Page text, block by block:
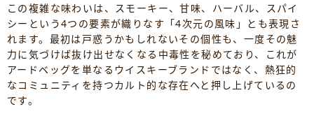
この複雑な味わいは、スモーキー、甘味、ハーバル、スパイ
シーという4つの要素が織りなす「4次元の風味」とも表現さ
れます。最初は戸惑うかもしれないその個性も、一度その魅
力に気づけば抜け出せなくなる中毒性を秘めており、これが
アードベッグを単なるウイスキーブランドではなく、熱狂的
なコミュニティを持つカルト的な存在へと押し上げているの
です。